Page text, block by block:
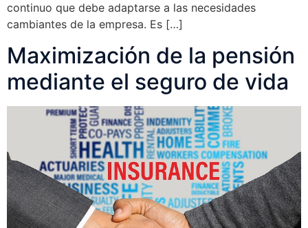
continuo que debe adaptarse a las necesidades
cambiantes de la empresa. Es […]
Maximización de la pensión
mediante el seguro de vida